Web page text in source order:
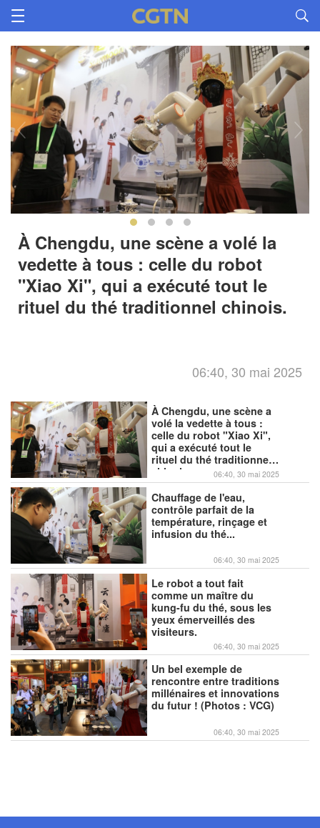
À Chengdu, une scène a volé la
vedette à tous : celle du robot
"Xiao Xi", qui a exécuté tout le
rituel du thé traditionnel chinois.
06:40, 30 mai 2025
À Chengdu, une scène a
volé la vedette à tous :
celle du robot "Xiao Xi",
qui a exécuté tout le
rituel du thé traditionnel
chinois.
06:40, 30 mai 2025
Chauffage de l'eau,
contrôle parfait de la
température, rinçage et
infusion du thé...
06:40, 30 mai 2025
Le robot a tout fait
comme un maître du
kung-fu du thé, sous les
yeux émerveillés des
visiteurs.
06:40, 30 mai 2025
Un bel exemple de
rencontre entre traditions
millénaires et innovations
du futur ! (Photos : VCG)
06:40, 30 mai 2025